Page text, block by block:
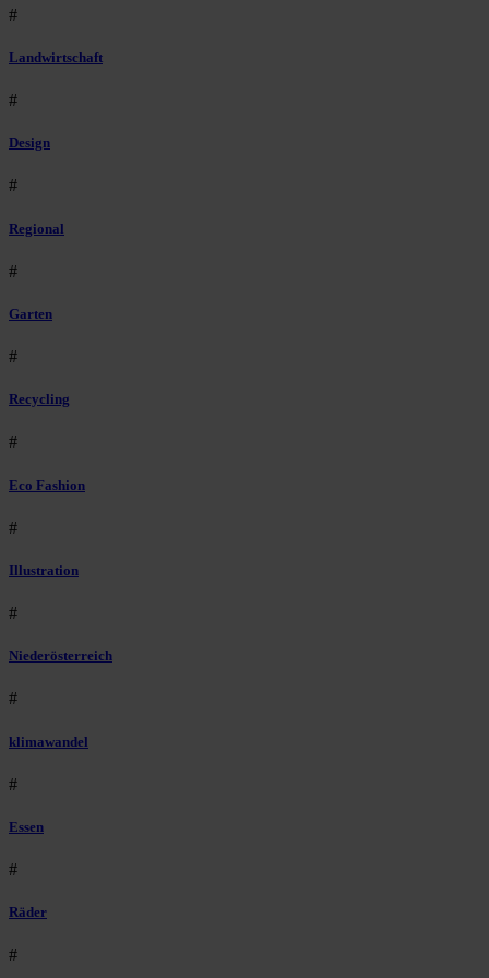
#
Landwirtschaft
#
Design
#
Regional
#
Garten
#
Recycling
#
Eco Fashion
#
Illustration
#
Niederösterreich
#
klimawandel
#
Essen
#
Räder
#